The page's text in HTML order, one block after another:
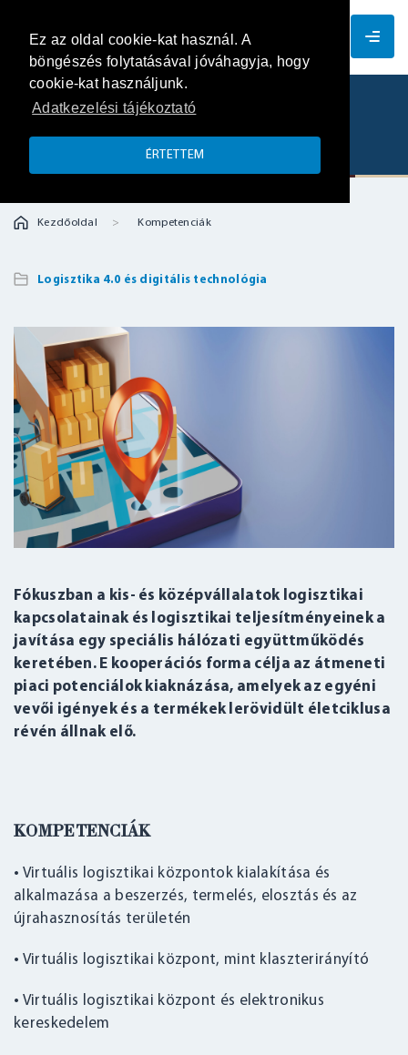
Ez az oldal cookie-kat használ. A
böngészés folytatásával jóváhagyja, hogy
cookie-kat használjunk.
Adatkezelési tájékoztató
ÉRTETTEM
Kezdőoldal Kompetenciák
Logisztika 4.0 és digitális technológia
Fókuszban a kis- és középvállalatok logisztikai
kapcsolatainak és logisztikai teljesítményeinek a
javítása egy speciális hálózati együttműködés
keretében. E kooperációs forma célja az átmeneti
piaci potenciálok kiaknázása, amelyek az egyéni
vevői igények és a termékek lerövidült életciklusa
révén állnak elő.
KOMPETENCIÁK
• Virtuális logisztikai központok kialakítása és
alkalmazása a beszerzés, termelés, elosztás és az
újrahasznosítás területén
• Virtuális logisztikai központ, mint klaszterirányító
• Virtuális logisztikai központ és elektronikus
kereskedelem